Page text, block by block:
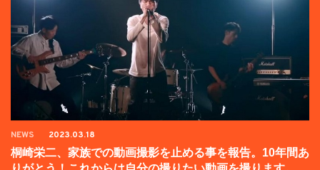
NEWS 2023.03.18
桐崎栄二、家族での動画撮影を止める事を報告。10年間あ